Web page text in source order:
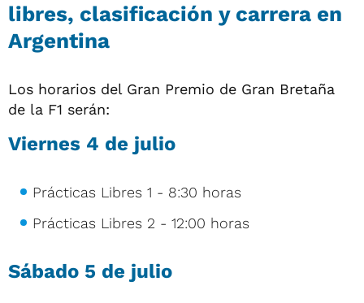
libres, clasificación y carrera en
Argentina
Los horarios del Gran Premio de Gran Bretaña
de la F1 serán:
Viernes 4 de julio
Prácticas Libres 1 - 8:30 horas
Prácticas Libres 2 - 12:00 horas
Sábado 5 de julio